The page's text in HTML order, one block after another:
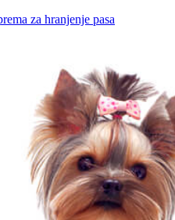
za hranjenje pasa